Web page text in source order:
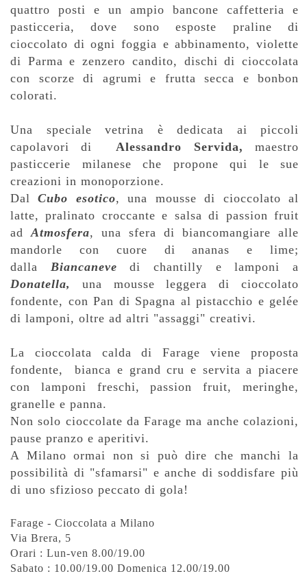
quattro posti e un ampio bancone caffetteria e
pasticceria, dove sono esposte praline di
cioccolato di ogni foggia e abbinamento, violette
di Parma e zenzero candito, dischi di cioccolata
con scorze di agrumi e frutta secca e bonbon
colorati.
Una speciale vetrina è dedicata ai piccoli
capolavori diAlessandro Servida, maestro
pasticcerie milanese che propone qui le sue
creazioni in monoporzione.
DalCubo esotico, una mousse di cioccolato al
latte, pralinato croccante e salsa di passion fruit
adAtmosfera, una sfera di biancomangiare alle
mandorle con cuore di ananas e lime;
dalla
Biancaneve di chantilly e lamponi a
Donatella,
una mousse leggera di cioccolato
fondente, con Pan di Spagna al pistacchio e gelée
di lamponi, oltre ad altri "assaggi" creativi.
La cioccolata calda di Farage viene proposta
fondente, bianca e grand cru e servita a piacere
con lamponi freschi, passion fruit, meringhe,
granelle e panna.
Non solo cioccolate da Farage ma anche colazioni,
pause pranzo e aperitivi.
A Milano ormai non si può dire che manchi la
possibilità di "sfamarsi" e anche di soddisfare più
di uno sfizioso peccato di gola!
Farage - Cioccolata a Milano
Via Brera, 5
Orari : Lun-ven 8.00/19.00
Sabato : 10.00/19.00 Domenica 12.00/19.00